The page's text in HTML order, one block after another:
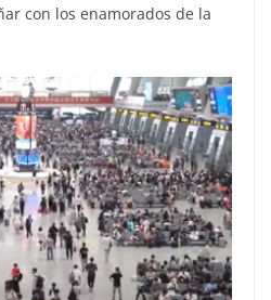
con los enamorados de la